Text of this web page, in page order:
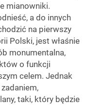
mianowniki.
a do innych
na pierwszy
Polski, jest właśnie
monumentalna,
o funkcji
celem. Jednak
taki, który będzie